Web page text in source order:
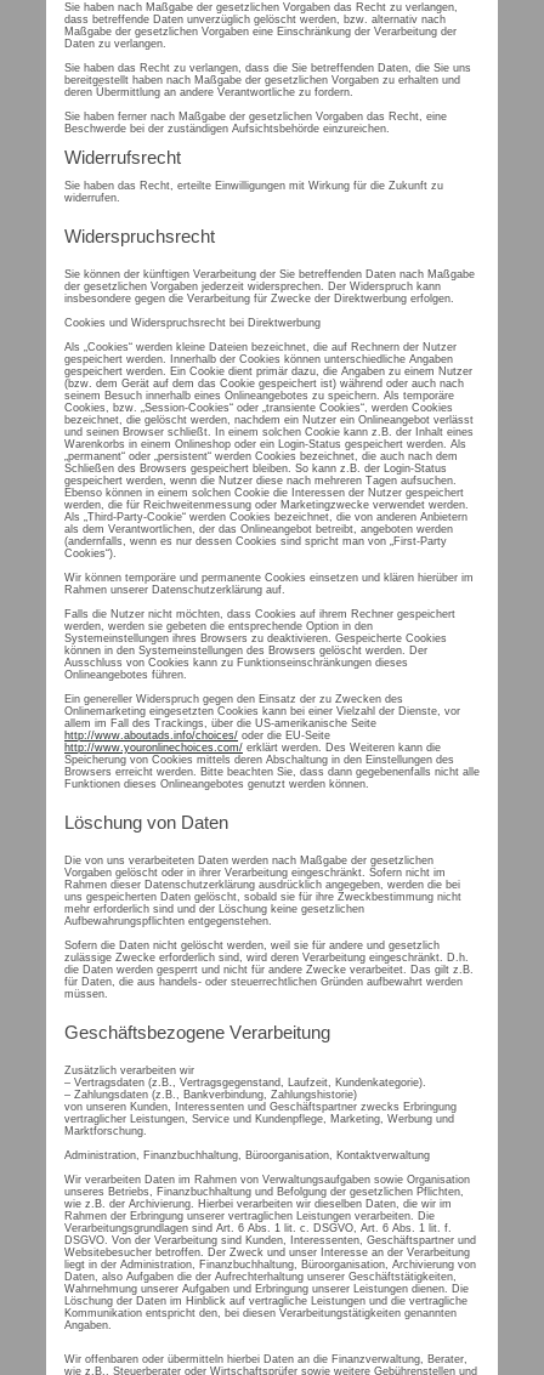
Sie haben nach Maßgabe der gesetzlichen Vorgaben das Recht zu verlangen,
dass betreffende Daten unverzüglich gelöscht werden, bzw. alternativ nach
Maßgabe der gesetzlichen Vorgaben eine Einschränkung der Verarbeitung der
Daten zu verlangen.
Sie haben das Recht zu verlangen, dass die Sie betreffenden Daten, die Sie uns
bereitgestellt haben nach Maßgabe der gesetzlichen Vorgaben zu erhalten und
deren Übermittlung an andere Verantwortliche zu fordern.
Sie haben ferner nach Maßgabe der gesetzlichen Vorgaben das Recht, eine
Beschwerde bei der zuständigen Aufsichtsbehörde einzureichen.
Widerrufsrecht
Sie haben das Recht, erteilte Einwilligungen mit Wirkung für die Zukunft zu
widerrufen.
Widerspruchsrecht
Sie können der künftigen Verarbeitung der Sie betreffenden Daten nach Maßgabe
der gesetzlichen Vorgaben jederzeit widersprechen. Der Widerspruch kann
insbesondere gegen die Verarbeitung für Zwecke der Direktwerbung erfolgen.
Cookies und Widerspruchsrecht bei Direktwerbung
Als „Cookies“ werden kleine Dateien bezeichnet, die auf Rechnern der Nutzer
gespeichert werden. Innerhalb der Cookies können unterschiedliche Angaben
gespeichert werden. Ein Cookie dient primär dazu, die Angaben zu einem Nutzer
(bzw. dem Gerät auf dem das Cookie gespeichert ist) während oder auch nach
seinem Besuch innerhalb eines Onlineangebotes zu speichern. Als temporäre
Cookies, bzw. „Session-Cookies“ oder „transiente Cookies“, werden Cookies
bezeichnet, die gelöscht werden, nachdem ein Nutzer ein Onlineangebot verlässt
und seinen Browser schließt. In einem solchen Cookie kann z.B. der Inhalt eines
Warenkorbs in einem Onlineshop oder ein Login-Status gespeichert werden. Als
„permanent“ oder „persistent“ werden Cookies bezeichnet, die auch nach dem
Schließen des Browsers gespeichert bleiben. So kann z.B. der Login-Status
gespeichert werden, wenn die Nutzer diese nach mehreren Tagen aufsuchen.
Ebenso können in einem solchen Cookie die Interessen der Nutzer gespeichert
werden, die für Reichweitenmessung oder Marketingzwecke verwendet werden.
Als „Third-Party-Cookie“ werden Cookies bezeichnet, die von anderen Anbietern
als dem Verantwortlichen, der das Onlineangebot betreibt, angeboten werden
(andernfalls, wenn es nur dessen Cookies sind spricht man von „First-Party
Cookies“).
Wir können temporäre und permanente Cookies einsetzen und klären hierüber im
Rahmen unserer Datenschutzerklärung auf.
Falls die Nutzer nicht möchten, dass Cookies auf ihrem Rechner gespeichert
werden, werden sie gebeten die entsprechende Option in den
Systemeinstellungen ihres Browsers zu deaktivieren. Gespeicherte Cookies
können in den Systemeinstellungen des Browsers gelöscht werden. Der
Ausschluss von Cookies kann zu Funktionseinschränkungen dieses
Onlineangebotes führen.
Ein genereller Widerspruch gegen den Einsatz der zu Zwecken des
Onlinemarketing eingesetzten Cookies kann bei einer Vielzahl der Dienste, vor
allem im Fall des Trackings, über die US-amerikanische Seite
http://www.aboutads.info/choices/ oder die EU-Seite
http://www.youronlinechoices.com/ erklärt werden. Des Weiteren kann die
Speicherung von Cookies mittels deren Abschaltung in den Einstellungen des
Browsers erreicht werden. Bitte beachten Sie, dass dann gegebenenfalls nicht alle
Funktionen dieses Onlineangebotes genutzt werden können.
Löschung von Daten
Die von uns verarbeiteten Daten werden nach Maßgabe der gesetzlichen
Vorgaben gelöscht oder in ihrer Verarbeitung eingeschränkt. Sofern nicht im
Rahmen dieser Datenschutzerklärung ausdrücklich angegeben, werden die bei
uns gespeicherten Daten gelöscht, sobald sie für ihre Zweckbestimmung nicht
mehr erforderlich sind und der Löschung keine gesetzlichen
Aufbewahrungspflichten entgegenstehen.
Sofern die Daten nicht gelöscht werden, weil sie für andere und gesetzlich
zulässige Zwecke erforderlich sind, wird deren Verarbeitung eingeschränkt. D.h.
die Daten werden gesperrt und nicht für andere Zwecke verarbeitet. Das gilt z.B.
für Daten, die aus handels- oder steuerrechtlichen Gründen aufbewahrt werden
müssen.
Geschäftsbezogene Verarbeitung
Zusätzlich verarbeiten wir
– Vertragsdaten (z.B., Vertragsgegenstand, Laufzeit, Kundenkategorie).
– Zahlungsdaten (z.B., Bankverbindung, Zahlungshistorie)
von unseren Kunden, Interessenten und Geschäftspartner zwecks Erbringung
vertraglicher Leistungen, Service und Kundenpflege, Marketing, Werbung und
Marktforschung.
Administration, Finanzbuchhaltung, Büroorganisation, Kontaktverwaltung
Wir verarbeiten Daten im Rahmen von Verwaltungsaufgaben sowie Organisation
unseres Betriebs, Finanzbuchhaltung und Befolgung der gesetzlichen Pflichten,
wie z.B. der Archivierung. Hierbei verarbeiten wir dieselben Daten, die wir im
Rahmen der Erbringung unserer vertraglichen Leistungen verarbeiten. Die
Verarbeitungsgrundlagen sind Art. 6 Abs. 1 lit. c. DSGVO, Art. 6 Abs. 1 lit. f.
DSGVO. Von der Verarbeitung sind Kunden, Interessenten, Geschäftspartner und
Websitebesucher betroffen. Der Zweck und unser Interesse an der Verarbeitung
liegt in der Administration, Finanzbuchhaltung, Büroorganisation, Archivierung von
Daten, also Aufgaben die der Aufrechterhaltung unserer Geschäftstätigkeiten,
Wahrnehmung unserer Aufgaben und Erbringung unserer Leistungen dienen. Die
Löschung der Daten im Hinblick auf vertragliche Leistungen und die vertragliche
Kommunikation entspricht den, bei diesen Verarbeitungstätigkeiten genannten
Angaben.
Wir offenbaren oder übermitteln hierbei Daten an die Finanzverwaltung, Berater,
wie z.B., Steuerberater oder Wirtschaftsprüfer sowie weitere Gebührenstellen und